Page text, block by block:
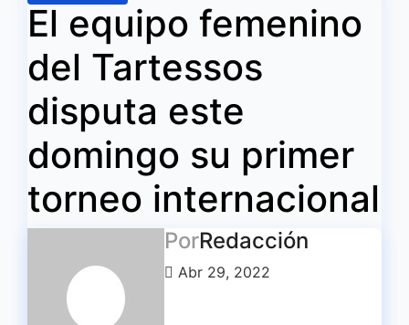
El equipo femenino
del Tartessos
disputa este
domingo su primer
torneo internacional
PorRedacción
Abr 29, 2022